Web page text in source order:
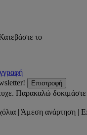
το
Επιστροφή
Παρακαλώ δοκιμάστε
| Άμεση ανάρτηση |